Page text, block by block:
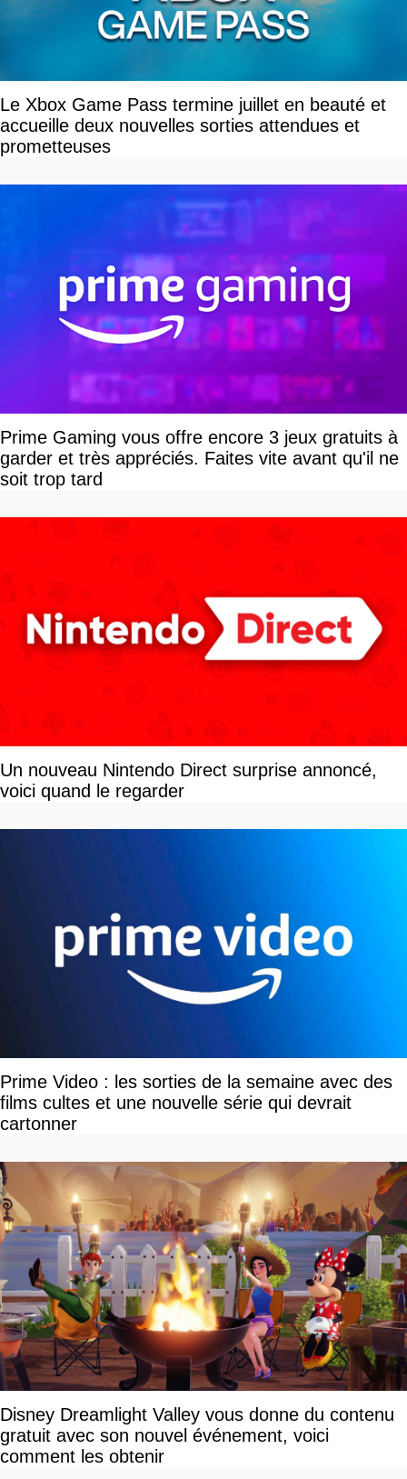
Le Xbox Game Pass termine juillet en beauté et
accueille deux nouvelles sorties attendues et
prometteuses
Prime Gaming vous offre encore 3 jeux gratuits à
garder et très appréciés. Faites vite avant qu'il ne
soit trop tard
Un nouveau Nintendo Direct surprise annoncé,
voici quand le regarder
Prime Video : les sorties de la semaine avec des
films cultes et une nouvelle série qui devrait
cartonner
Disney Dreamlight Valley vous donne du contenu
gratuit avec son nouvel événement, voici
comment les obtenir